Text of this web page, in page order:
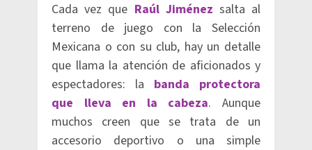
Cada vez que Raúl Jiménez salta al
terreno de juego con la Selección
Mexicana o con su club, hay un detalle
que llama la atención de aficionados y
espectadores: la banda protectora
que lleva en la cabeza. Aunque
muchos creen que se trata de un
accesorio deportivo o una simple